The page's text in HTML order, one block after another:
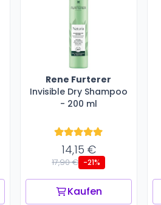
Rene Furterer
Invisible Dry Shampoo
- 200 ml
14,15 €
17,90 € -21%
Kaufen